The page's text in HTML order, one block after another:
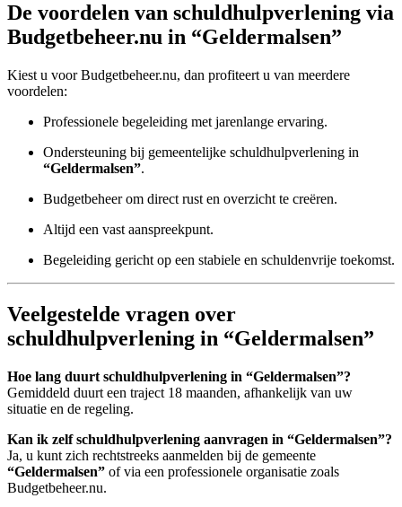
De voordelen van schuldhulpverlening via
Budgetbeheer.nu in “Geldermalsen”
Kiest u voor Budgetbeheer.nu, dan profiteert u van meerdere
voordelen:
Professionele begeleiding met jarenlange ervaring.
Ondersteuning bij gemeentelijke schuldhulpverlening in
“Geldermalsen”.
Budgetbeheer om direct rust en overzicht te creëren.
Altijd een vast aanspreekpunt.
Begeleiding gericht op een stabiele en schuldenvrije toekomst.
Veelgestelde vragen over
schuldhulpverlening in “Geldermalsen”
Hoe lang duurt schuldhulpverlening in “Geldermalsen”?
Gemiddeld duurt een traject 18 maanden, afhankelijk van uw
situatie en de regeling.
Kan ik zelf schuldhulpverlening aanvragen in “Geldermalsen”?
Ja, u kunt zich rechtstreeks aanmelden bij de gemeente
“Geldermalsen” of via een professionele organisatie zoals
Budgetbeheer.nu.